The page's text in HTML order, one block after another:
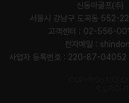
신동아골프(주)
서울시 강남구 도곡동 552-
고객센터 : 02-556-
전자메일 :
사업자 등록번호 : 220-87-04052